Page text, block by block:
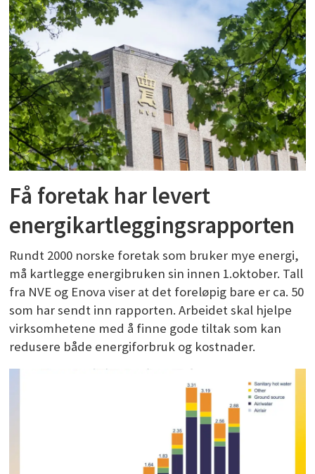
Få foretak har levert
energikartleggingsrapporten
Rundt 2000 norske foretak som bruker mye energi,
må kartlegge energibruken sin innen 1.oktober. Tall
fra NVE og Enova viser at det foreløpig bare er ca. 50
som har sendt inn rapporten. Arbeidet skal hjelpe
virksomhetene med å finne gode tiltak som kan
redusere både energiforbruk og kostnader.